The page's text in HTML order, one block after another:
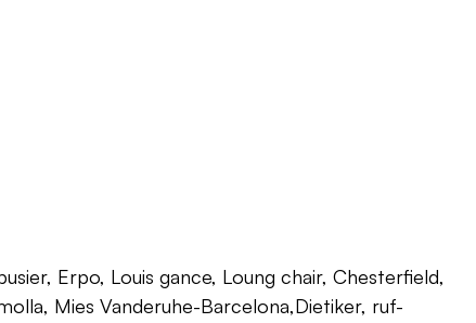
Erpo, Louis gance, Loung chair, Chesterfield,
Mies Vanderuhe-Barcelona,Dietiker, ruf-